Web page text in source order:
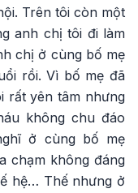
Trên tôi còn một
anh chị tôi đi làm
chị ở cùng bố mẹ
rồi. Vì bố mẹ đã
rất yên tâm nhưng
không chu đáo
ở cùng bố mẹ
chạm không đáng
hệ… Thế nhưng ở